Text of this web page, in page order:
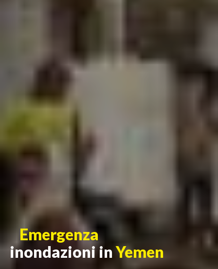
Emergenza
inondazioni inYemen